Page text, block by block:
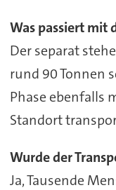
Was passiert mit
Der separat
rund 90 Tonnen
Phase ebenfalls
Standort
Wurde der
Ja, Tausende